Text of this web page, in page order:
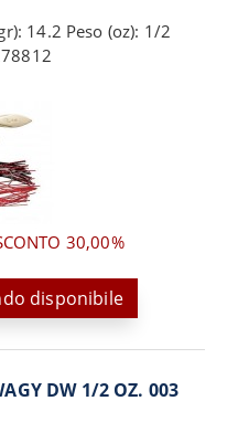
14.2 Peso (oz): 1/2
30,00%
disponibile
DW 1/2 OZ. 003